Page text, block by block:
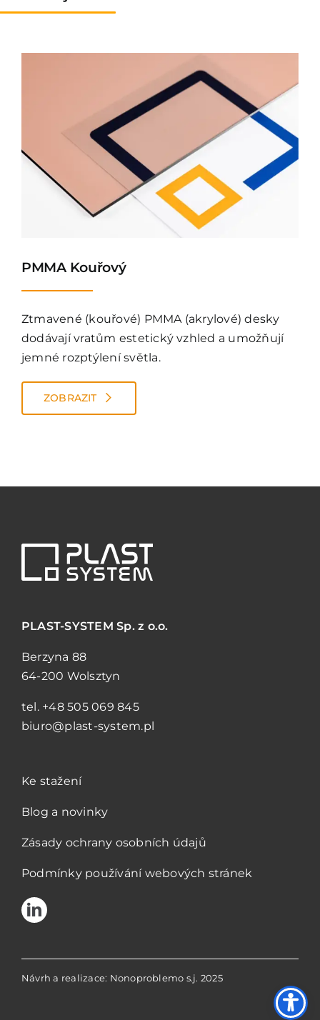
PMMA Kouřový
Ztmavené (kouřové) PMMA (akrylové) desky
dodávají vratům estetický vzhled a umožňují
jemné rozptýlení světla.
ZOBRAZIT
PLAST-SYSTEMSp. z o.o.
Berzyna 88
64-200 Wolsztyn
tel. +48 505 069 845
biuro@plast-system.pl
Ke stažení
Blog a novinky
Zásady ochrany osobních údajů
Podmínky používání webových stránek
Návrh a realizace: Nonoproblemo s.j. 2025